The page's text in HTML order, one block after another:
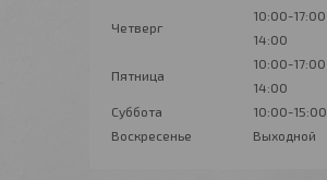
Четверг
10:00-17:00
14:00
Пятница
10:00-17:00
14:00
Суббота
10:00-15:00
Воскресенье
Выходной